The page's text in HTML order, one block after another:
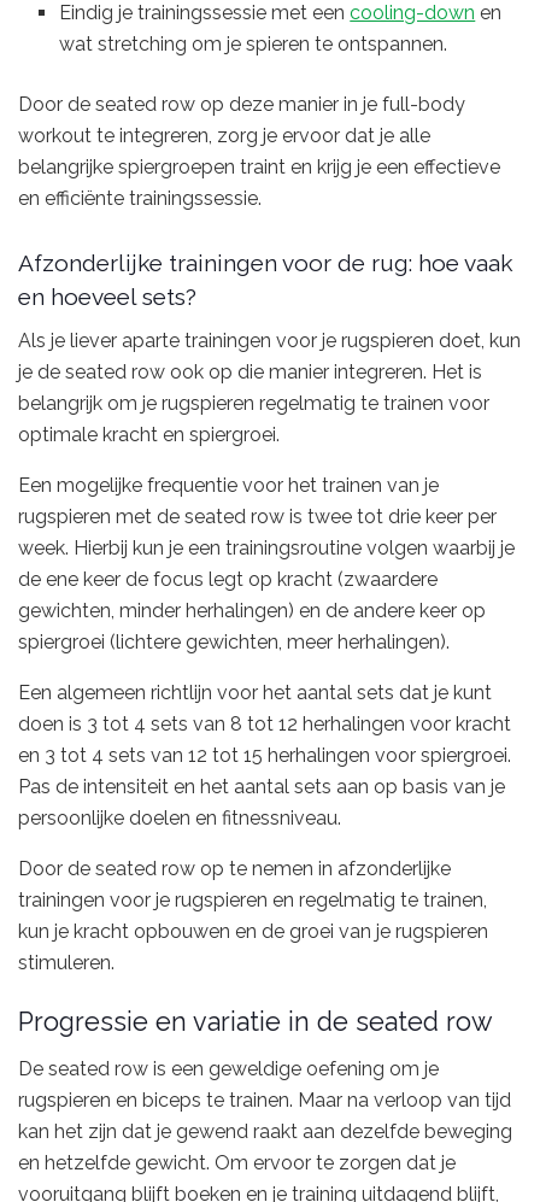
Eindig je trainingssessie met eencooling-down en
wat stretching om je spieren te ontspannen.
Door de seated row op deze manier in je full-body
workout te integreren, zorg je ervoor dat je alle
belangrijke spiergroepen traint en krijg je een effectieve
en efficiënte trainingssessie.
Afzonderlijke trainingen voor de rug: hoe vaak
en hoeveel sets?
Als je liever aparte trainingen voor je rugspieren doet, kun
je de seated row ook op die manier integreren. Het is
belangrijk om je rugspieren regelmatig te trainen voor
optimale kracht en spiergroei.
Een mogelijke frequentie voor het trainen van je
rugspieren met de seated row is twee tot drie keer per
week. Hierbij kun je een trainingsroutine volgen waarbij je
de ene keer de focus legt op kracht (zwaardere
gewichten, minder herhalingen) en de andere keer op
spiergroei (lichtere gewichten, meer herhalingen).
Een algemeen richtlijn voor het aantal sets dat je kunt
doen is 3 tot 4 sets van 8 tot 12 herhalingen voor kracht
en 3 tot 4 sets van 12 tot 15 herhalingen voor spiergroei.
Pas de intensiteit en het aantal sets aan op basis van je
persoonlijke doelen en fitnessniveau.
Door de seated row op te nemen in afzonderlijke
trainingen voor je rugspieren en regelmatig te trainen,
kun je kracht opbouwen en de groei van je rugspieren
stimuleren.
Progressie en variatie in de seated row
De seated row is een geweldige oefening om je
rugspieren en biceps te trainen. Maar na verloop van tijd
kan het zijn dat je gewend raakt aan dezelfde beweging
en hetzelfde gewicht. Om ervoor te zorgen dat je
vooruitgang blijft boeken en je training uitdagend blijft,